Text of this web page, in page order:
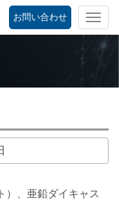
お問い合わせ
）、亜鉛ダイキャス